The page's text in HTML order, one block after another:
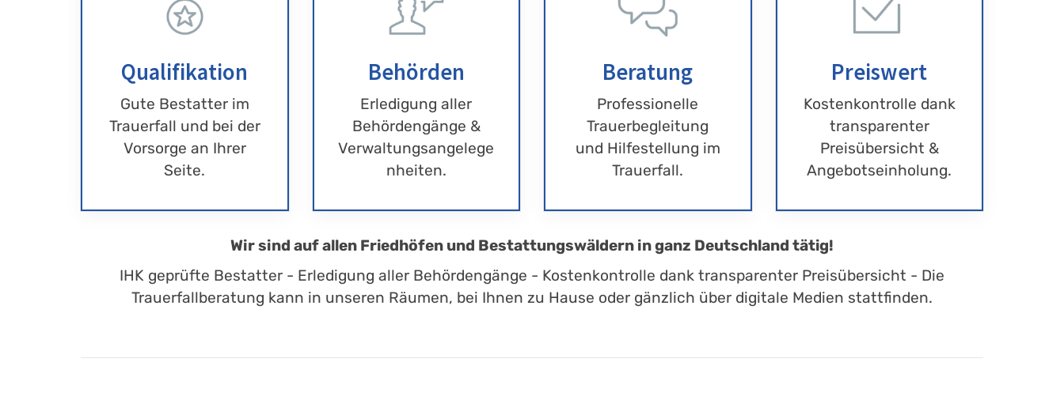
Qualifikation
Gute Bestatter im
Trauerfall und bei der
Vorsorge an Ihrer
Seite.
Behörden
Erledigung aller
Behördengänge &
Verwaltungsangelege
nheiten.
Beratung
Professionelle
Trauerbegleitung
und Hilfestellung im
Trauerfall.
Preiswert
Kostenkontrolle dank
transparenter
Preisübersicht &
Angebotseinholung.
Wir sind auf allen Friedhöfen und Bestattungswäldern in ganz Deutschland tätig!
IHK geprüfte Bestatter - Erledigung aller Behördengänge - Kostenkontrolle dank transparenter Preisübersicht - Die
Trauerfallberatung kann in unseren Räumen, bei Ihnen zu Hause oder gänzlich über digitale Medien stattfinden.